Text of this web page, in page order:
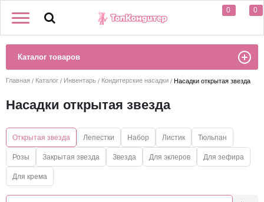
0 0
Каталог товаров
Главная Каталог Инвентарь Кондитерские насадки Насадки открытая звезда
Насадки открытая звезда
Открытая звезда Лепестки Набор Листик Тюльпан
Розы Закрытая звезда Звезда Для эклеров Для зефира
Для крема